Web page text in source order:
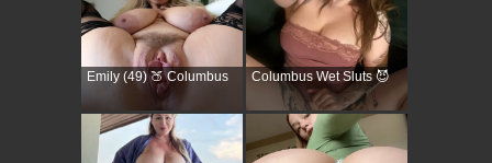
Emily (49) 🍑 Columbus Columbus Wet Sluts 😈